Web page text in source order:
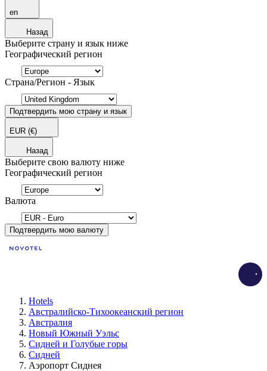
en
Назад
Выберите страну и язык ниже
Географический регион
Страна/Регион - Язык
Подтвердить мою страну и язык
EUR (€)
Назад
Выберите свою валюту ниже
Географический регион
Валюта
Подтвердить мою валюту
Hotels
Австралийско-Тихоокеанский регион
Австралия
Новый Южный Уэльс
Сидней и Голубые горы
Сидней
Аэропорт Сиднея